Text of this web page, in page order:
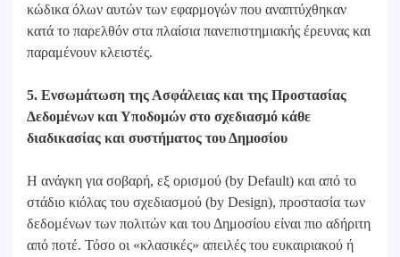
κώδικα όλων αυτών των εφαρμογών που αναπτύχθηκαν
κατά το παρελθόν στα πλαίσια πανεπιστημιακής έρευνας και
παραμένουν κλειστές.
5. Ενσωμάτωση της Ασφάλειας και της Προστασίας
Δεδομένων και Υποδομών στο σχεδιασμό κάθε
διαδικασίας και συστήματος του Δημοσίου
Η ανάγκη για σοβαρή, εξ ορισμού (by Default) και από το
στάδιο κιόλας του σχεδιασμού (by Design), προστασία των
δεδομένων των πολιτών και του Δημοσίου είναι πιο αδήριτη
από ποτέ. Τόσο οι «κλασικές» απειλές του ευκαιριακού ή